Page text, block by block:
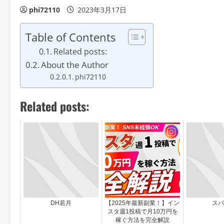
phi72110 2023年3月17日
Table of Contents
Related posts:
About the Author
phi72110
Related posts:
DH若月
【2025年最新副業！】イン
スタ週1投稿で月10万円を
稼ぐ方法を完全解説
ス